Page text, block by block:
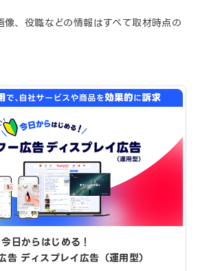
、役職などの情報はすべて取材時点の
今日からはじめる！
告 ディスプレイ広告（運用型）